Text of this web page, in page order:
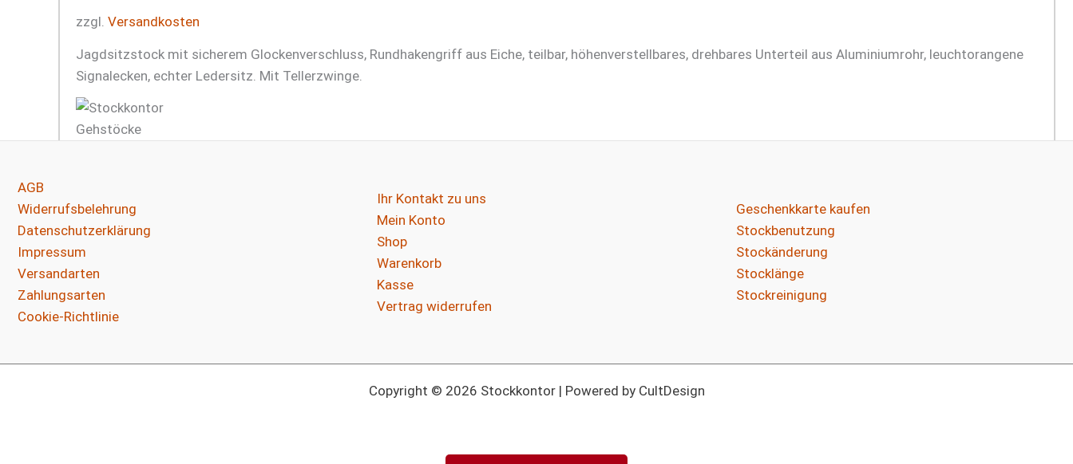
zzgl. Versandkosten
Jagdsitzstock mit sicherem Glockenverschluss, Rundhakengriff aus Eiche, teilbar, höhenverstellbares, drehbares Unterteil aus Aluminiumrohr, leuchtorangene
Signalecken, echter Ledersitz. Mit Tellerzwinge.
AGB
Widerrufsbelehrung
Datenschutzerklärung
Impressum
Versandarten
Zahlungsarten
Cookie-Richtlinie
Ihr Kontakt zu uns
Mein Konto
Shop
Warenkorb
Kasse
Vertrag widerrufen
Geschenkkarte kaufen
Stockbenutzung
Stockänderung
Stocklänge
Stockreinigung
Copyright © 2026 Stockkontor | Powered by CultDesign